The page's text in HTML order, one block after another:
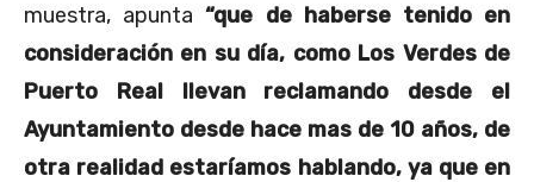
muestra, apunta “que de haberse tenido en
consideración en su día, como Los Verdes de
Puerto Real llevan reclamando desde el
Ayuntamiento desde hace mas de 10 años, de
otra realidad estaríamos hablando, ya que en